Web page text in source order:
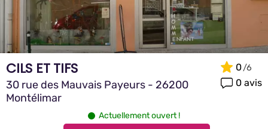
CILS ET TIFS
30 rue des Mauvais Payeurs - 26200
Montélimar
0
0 avis
Actuellement ouvert !